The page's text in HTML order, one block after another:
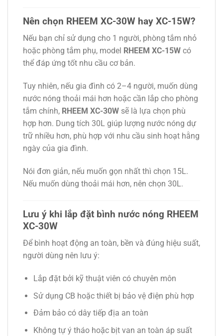
Nên chọn RHEEM XC-30W hay XC-15W?
Nếu bạn chỉ sử dụng cho 1 người, phòng tắm nhỏ
hoặc phòng tắm phụ, model RHEEM XC-15W có
thể đáp ứng tốt nhu cầu cơ bản.
Tuy nhiên, nếu gia đình có 2–4 người, muốn dùng
nước nóng thoải mái hơn hoặc cần lắp cho phòng
tắm chính, RHEEM XC-30W sẽ là lựa chọn phù
hợp hơn. Dung tích 30L giúp lượng nước nóng dự
trữ nhiều hơn, phù hợp với nhu cầu sinh hoạt hằng
ngày của gia đình.
Nói đơn giản, nếu muốn gọn nhất thì chọn 15L.
Nếu muốn dùng thoải mái hơn, nên chọn 30L.
Lưu ý khi lắp đặt bình nước nóng RHEEM
XC-30W
Để bình hoạt động an toàn, bền và đúng hiệu suất,
người dùng nên lưu ý:
Lắp đặt bởi kỹ thuật viên có chuyên môn
Sử dụng CB hoặc thiết bị bảo vệ điện phù hợp
Đảm bảo có dây tiếp địa an toàn
Không tự ý tháo hoặc bịt van an toàn áp suất